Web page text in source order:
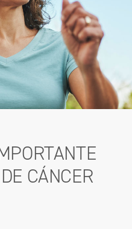
CÁNCER